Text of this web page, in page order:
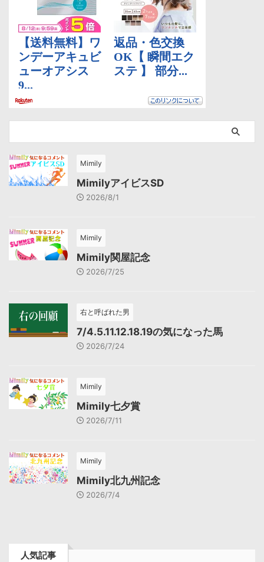
Mimily
MimilyアイビスSD
2026/8/1
Mimily
Mimily関屋記念
2026/7/25
右と呼ばれた男
7/4.5.11.12.18.19の気になった馬
2026/7/24
Mimily
Mimily七夕賞
2026/7/11
Mimily
Mimily北九州記念
2026/7/4
人気記事